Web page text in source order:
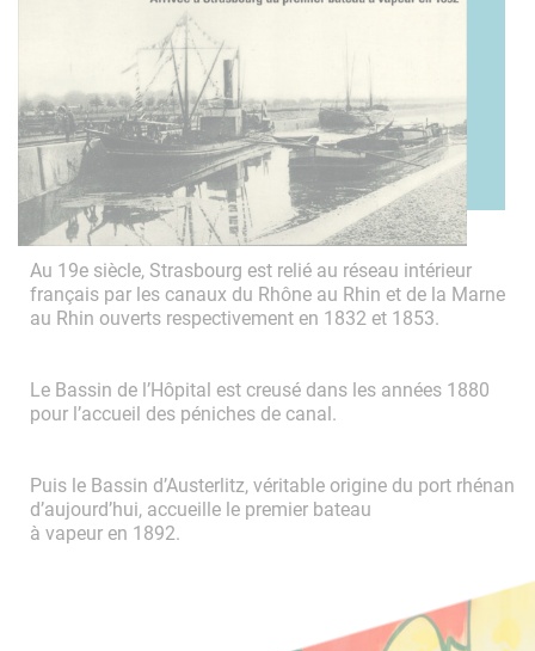
Au 19e siècle, Strasbourg est relié au réseau intérieur
français par les canaux du Rhône au Rhin et de la Marne
au Rhin ouverts respectivement en 1832 et 1853.
Le Bassin de l’Hôpital est creusé dans les années 1880
pour l’accueil des péniches de canal.
Puis le Bassin d’Austerlitz, véritable origine du port rhénan
d’aujourd’hui, accueille le premier bateau
à vapeur en 1892.